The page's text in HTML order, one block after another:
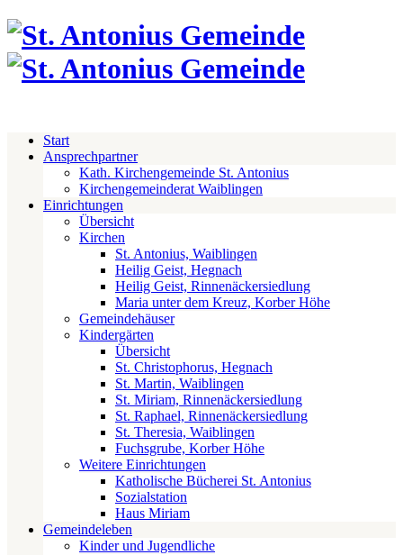
Start
Ansprechpartner
Kath. Kirchengemeinde St. Antonius
Kirchengemeinderat Waiblingen
Einrichtungen
Übersicht
Kirchen
St. Antonius, Waiblingen
Heilig Geist, Hegnach
Heilig Geist, Rinnenäckersiedlung
Maria unter dem Kreuz, Korber Höhe
Gemeindehäuser
Kindergärten
Übersicht
St. Christophorus, Hegnach
St. Martin, Waiblingen
St. Miriam, Rinnenäckersiedlung
St. Raphael, Rinnenäckersiedlung
St. Theresia, Waiblingen
Fuchsgrube, Korber Höhe
Weitere Einrichtungen
Katholische Bücherei St. Antonius
Sozialstation
Haus Miriam
Gemeindeleben
Kinder und Jugendliche